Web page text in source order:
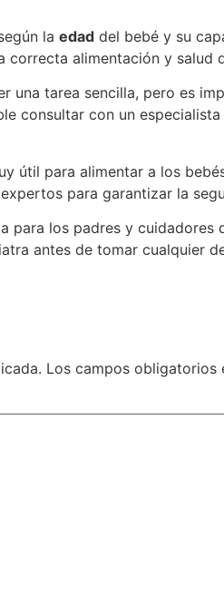
la edad del bebé y su
correcta alimentación y salud
una tarea sencilla, pero es
consultar con un
útil para alimentar a los
para garantizar la
para los padres y
antes de tomar cualquier
Los campos obligatorios